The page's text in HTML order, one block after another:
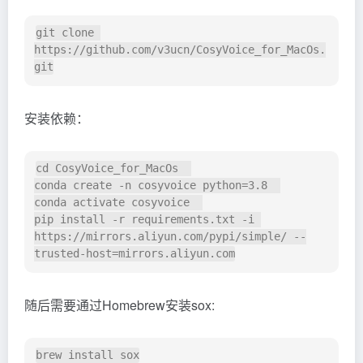
git clone
https://github.com/v3ucn/CosyVoice_for_MacOs.
安装依赖：
cd CosyVoice_for_MacOs
conda create -n cosyvoice python=3.8
conda activate cosyvoice
pip install -r requirements.txt -i
https://mirrors.aliyun.com/pypi/simple/ --
随后需要通过Homebrew安装sox: